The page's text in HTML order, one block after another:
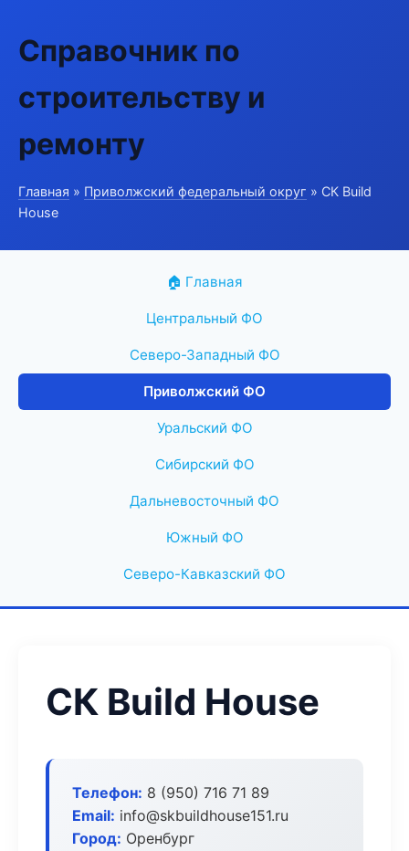
Справочник по
строительству и
ремонту
Главная » Приволжский федеральный округ » СК Build
House
🏠 Главная
Центральный ФО
Северо-Западный ФО
Приволжский ФО
Уральский ФО
Сибирский ФО
Дальневосточный ФО
Южный ФО
Северо-Кавказский ФО
СК Build House
Телефон: 8 (950) 716 71 89
Email: info@skbuildhouse151.ru
Город: Оренбург